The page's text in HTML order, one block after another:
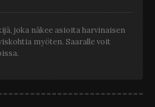
joka näkee asioita harvinaisen
myöten. Saaralle voit